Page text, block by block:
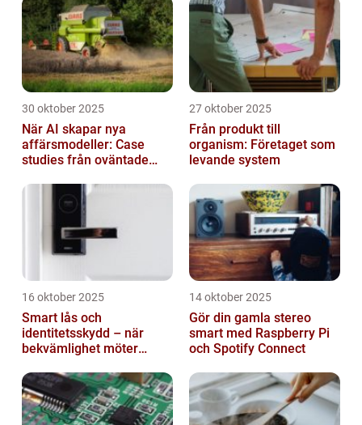
30 oktober 2025
När AI skapar nya
affärsmodeller: Case
studies från oväntade
27 oktober 2025
Från produkt till
organism: Företaget som
levande system
16 oktober 2025
Smart lås och
identitetsskydd – när
bekvämlighet möter
14 oktober 2025
Gör din gamla stereo
smart med Raspberry Pi
och Spotify Connect